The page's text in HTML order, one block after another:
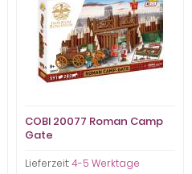
COBI 20077 Roman Camp
Gate
Lieferzeit:4-5 Werktage